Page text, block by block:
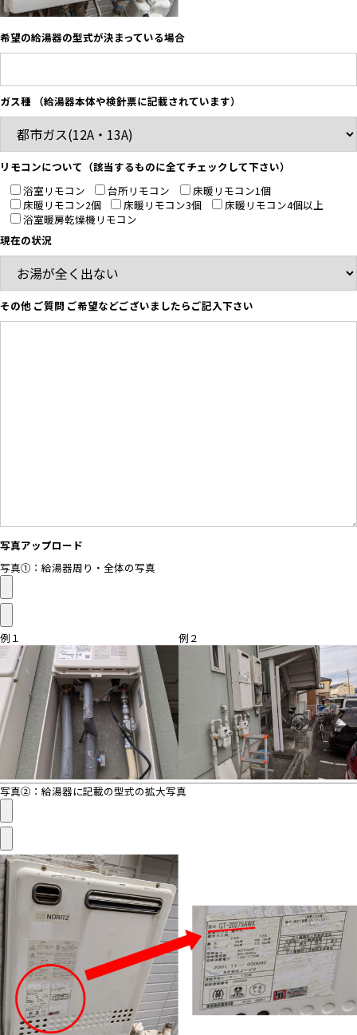
希望の給湯器の型式が決まっている場合
ガス種 （給湯器本体や検針票に記載されています）
リモコンについて（該当するものに全てチェックして下さい）
浴室リモコン
台所リモコン
床暖リモコン1個
床暖リモコン2個
床暖リモコン3個
床暖リモコン4個以上
浴室暖房乾燥機リモコン
現在の状況
その他 ご質問 ご希望などございましたらご記入下さい
写真アップロード
写真①：給湯器周り・全体の写真
例１ 例２
写真②：給湯器に記載の型式の拡大写真